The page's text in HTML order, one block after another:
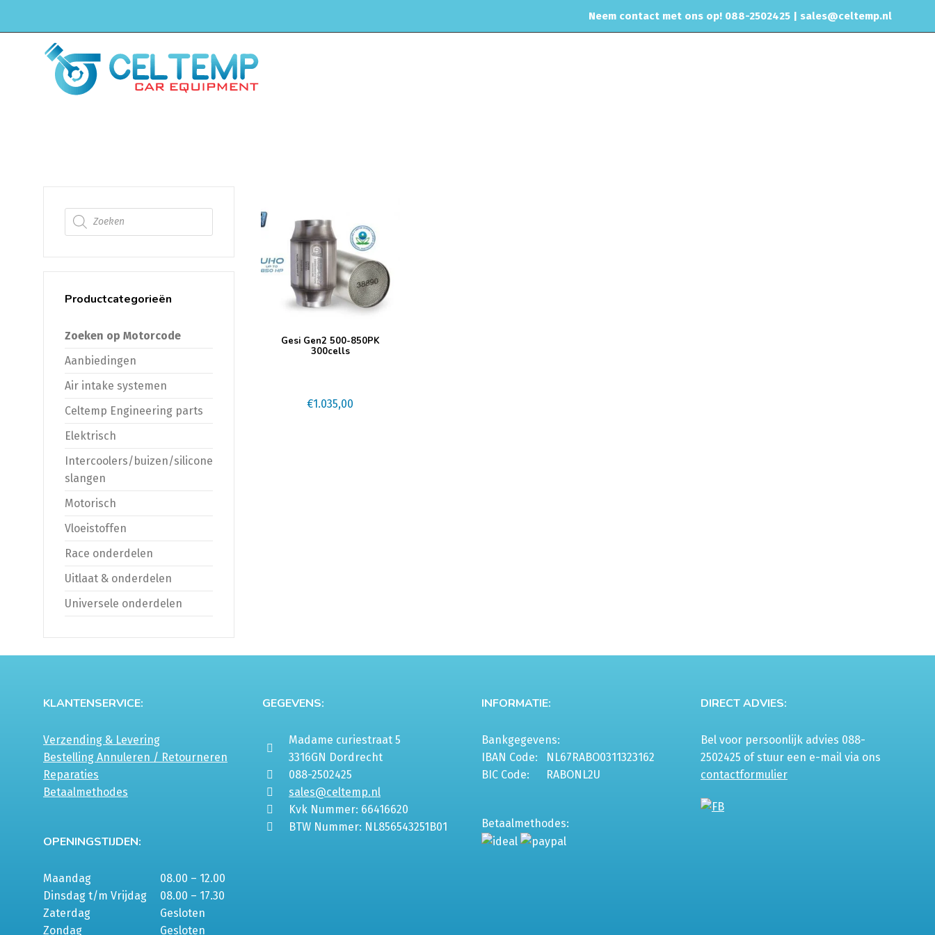
Neem contact met ons op! 088-2502425 | sales@celtemp.nl
Gesi Gen2 500-850PK
300cells
€1.035,00
Producten zoeken
Productcategorieën
Zoeken op Motorcode
Aanbiedingen
Air intake systemen
Celtemp Engineering parts
Elektrisch
Intercoolers/buizen/silicone
slangen
Motorisch
Vloeistoffen
Race onderdelen
Uitlaat & onderdelen
Universele onderdelen
KLANTENSERVICE:
Verzending & Levering
Bestelling Annuleren / Retourneren
Reparaties
Betaalmethodes
OPENINGSTIJDEN:
Maandag
08.00 – 12.00
Dinsdag t/m Vrijdag
08.00 – 17.30
Zaterdag
Gesloten
Zondag
Gesloten
GEGEVENS:
Madame curiestraat 5
3316GN Dordrecht
088-2502425
sales@celtemp.nl
Kvk Nummer: 66416620
BTW Nummer: NL856543251B01
INFORMATIE:
Bankgegevens:
IBAN Code:
NL67RABO0311323162
BIC Code:
RABONL2U
Betaalmethodes:
DIRECT ADVIES:
Bel voor persoonlijk advies 088-
2502425 of stuur een e-mail via ons
contactformulier